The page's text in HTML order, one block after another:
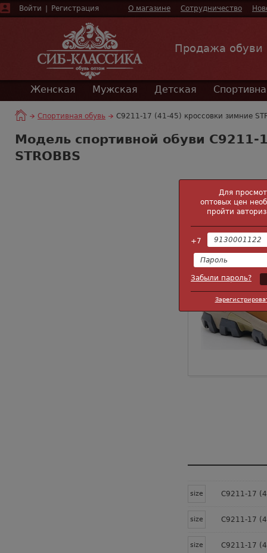
Войти Регистрация О магазине Сотрудничество
Продажа
Женская Мужская Детская
Спортивная обувь C9211-17 (41-45) кроссовки зимние
Модель спортивной обуви
STROBBS
size C9211-17
size C9211-17
size C9211-17
Для
оптовых цен
пройти
+7
Забыли пароль?